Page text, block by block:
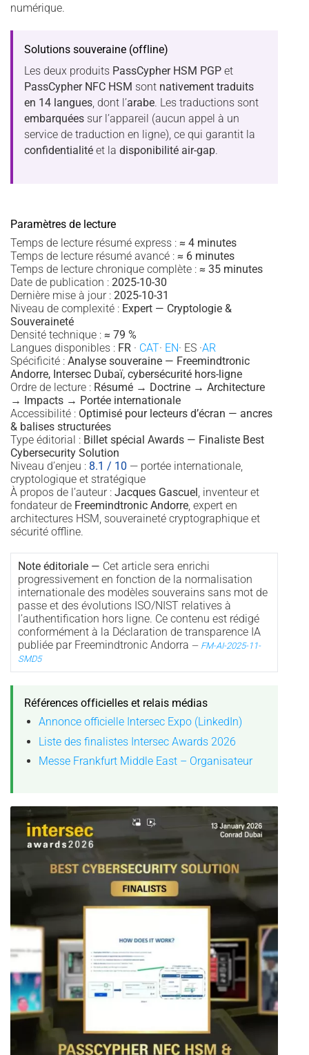
numérique.
Solutions souveraine (offline)
Les deux produits PassCypher HSM PGP et
PassCypher NFC HSM sont nativement traduits
en 14 langues, dont l’arabe. Les traductions sont
embarquées sur l’appareil (aucun appel à un
service de traduction en ligne), ce qui garantit la
confidentialité et la disponibilité air-gap.
Paramètres de lecture
Temps de lecture résumé express : ≈ 4 minutes
Temps de lecture résumé avancé : ≈ 6 minutes
Temps de lecture chronique complète : ≈ 35 minutes
Date de publication : 2025-10-30
Dernière mise à jour : 2025-10-31
Niveau de complexité : Expert — Cryptologie &
Souveraineté
Densité technique : ≈ 79 %
Langues disponibles : FR · CAT· EN· ES ·AR
Spécificité : Analyse souveraine — Freemindtronic
Andorre, Intersec Dubaï, cybersécurité hors-ligne
Ordre de lecture : Résumé → Doctrine → Architecture
→ Impacts → Portée internationale
Accessibilité : Optimisé pour lecteurs d’écran — ancres
& balises structurées
Type éditorial : Billet spécial Awards — Finaliste Best
Cybersecurity Solution
Niveau d’enjeu : 8.1 / 10 — portée internationale,
cryptologique et stratégique
À propos de l’auteur : Jacques Gascuel, inventeur et
fondateur de Freemindtronic Andorre, expert en
architectures HSM, souveraineté cryptographique et
sécurité offline.
Note éditoriale — Cet article sera enrichi
progressivement en fonction de la normalisation
internationale des modèles souverains sans mot de
passe et des évolutions ISO/NIST relatives à
l’authentification hors ligne. Ce contenu est rédigé
conformément à la Déclaration de transparence IA
publiée par Freemindtronic Andorra — FM-AI-2025-11-
SMD5
Références officielles et relais médias
Annonce officielle Intersec Expo (LinkedIn)
Liste des finalistes Intersec Awards 2026
Messe Frankfurt Middle East – Organisateur